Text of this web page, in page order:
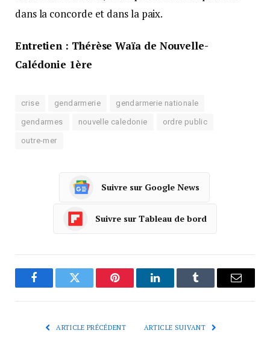
dans la concorde et dans la paix.
Entretien : Thérèse Waïa de Nouvelle-
Calédonie 1ère
crise gendarmerie gendarmerie nationale
gendarmes nouvelle caledonie ordre public
outre-mer
Suivre sur Google News
Suivre sur Tableau de bord
FacebookTwitter Pinterest LinkedInTumblr
ARTICLE PRÉCÉDENT ARTICLE SUIVANT